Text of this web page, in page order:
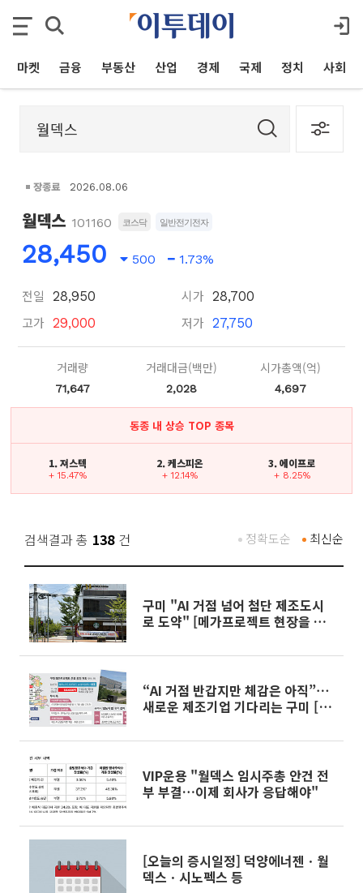
마켓 금융 부동산 산업 경제 국제 정치 사회
장종료 2026.08.06
월덱스 101160 코스닥 일반전기전자
28,450 500 1.73%
전일 28,950
고가 29,000
시가 28,700
저가 27,750
거래량
71,647
거래대금(백만)
2,028
시가총액(억)
4,697
동종 내 상승 TOP 종목
1. 져스텍
+ 15.47%
2. 케스피온
+ 12.14%
3. 에이프로
+ 8.25%
검색결과 총 138 건 최신순
정확도순
구미 "AI 거점 넘어 첨단 제조도시
로 도약" [메가프로젝트 현장을 가
“AI 거점 반갑지만 체감은 아직”⋯
새로운 제조기업 기다리는 구미 [르
②-1]
VIP운용 "월덱스 임시주총 안건 전
부 부결…이제 회사가 응답해야"
[오늘의 증시일정] 덕양에너젠ㆍ월
덱스ㆍ시노펙스 등